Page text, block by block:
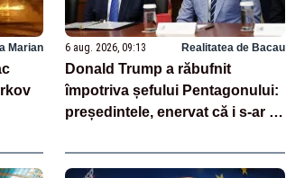
Marian 6 aug. 2026, 09:13 Realitatea de Bacau
Donald Trump a răbufnit
împotriva șefului Pentagonului:
președintele, enervat că i s-ar fi
SURSE